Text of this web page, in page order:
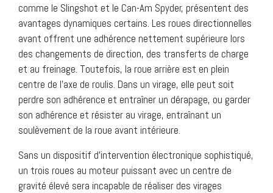
comme le Slingshot et le Can-Am Spyder, présentent des
avantages dynamiques certains. Les roues directionnelles
avant offrent une adhérence nettement supérieure lors
des changements de direction, des transferts de charge
et au freinage. Toutefois, la roue arrière est en plein
centre de l’axe de roulis. Dans un virage, elle peut soit
perdre son adhérence et entraîner un dérapage, ou garder
son adhérence et résister au virage, entraînant un
soulèvement de la roue avant intérieure.
Sans un dispositif d’intervention électronique sophistiqué,
un trois roues au moteur puissant avec un centre de
gravité élevé sera incapable de réaliser des virages